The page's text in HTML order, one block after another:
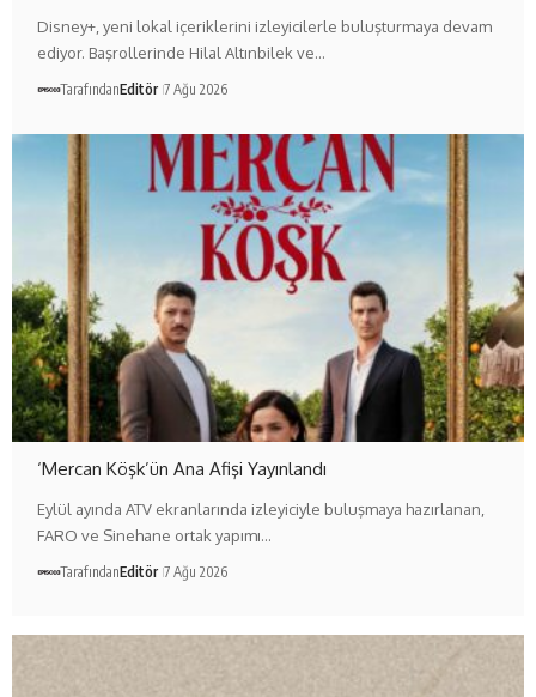
Disney+, yeni lokal içeriklerini izleyicilerle buluşturmaya devam
ediyor. Başrollerinde Hilal Altınbilek ve…
TarafındanEditör 7 Ağu 2026
‘Mercan Köşk’ün Ana Afişi Yayınlandı
Eylül ayında ATV ekranlarında izleyiciyle buluşmaya hazırlanan,
FARO ve Sinehane ortak yapımı…
TarafındanEditör 7 Ağu 2026